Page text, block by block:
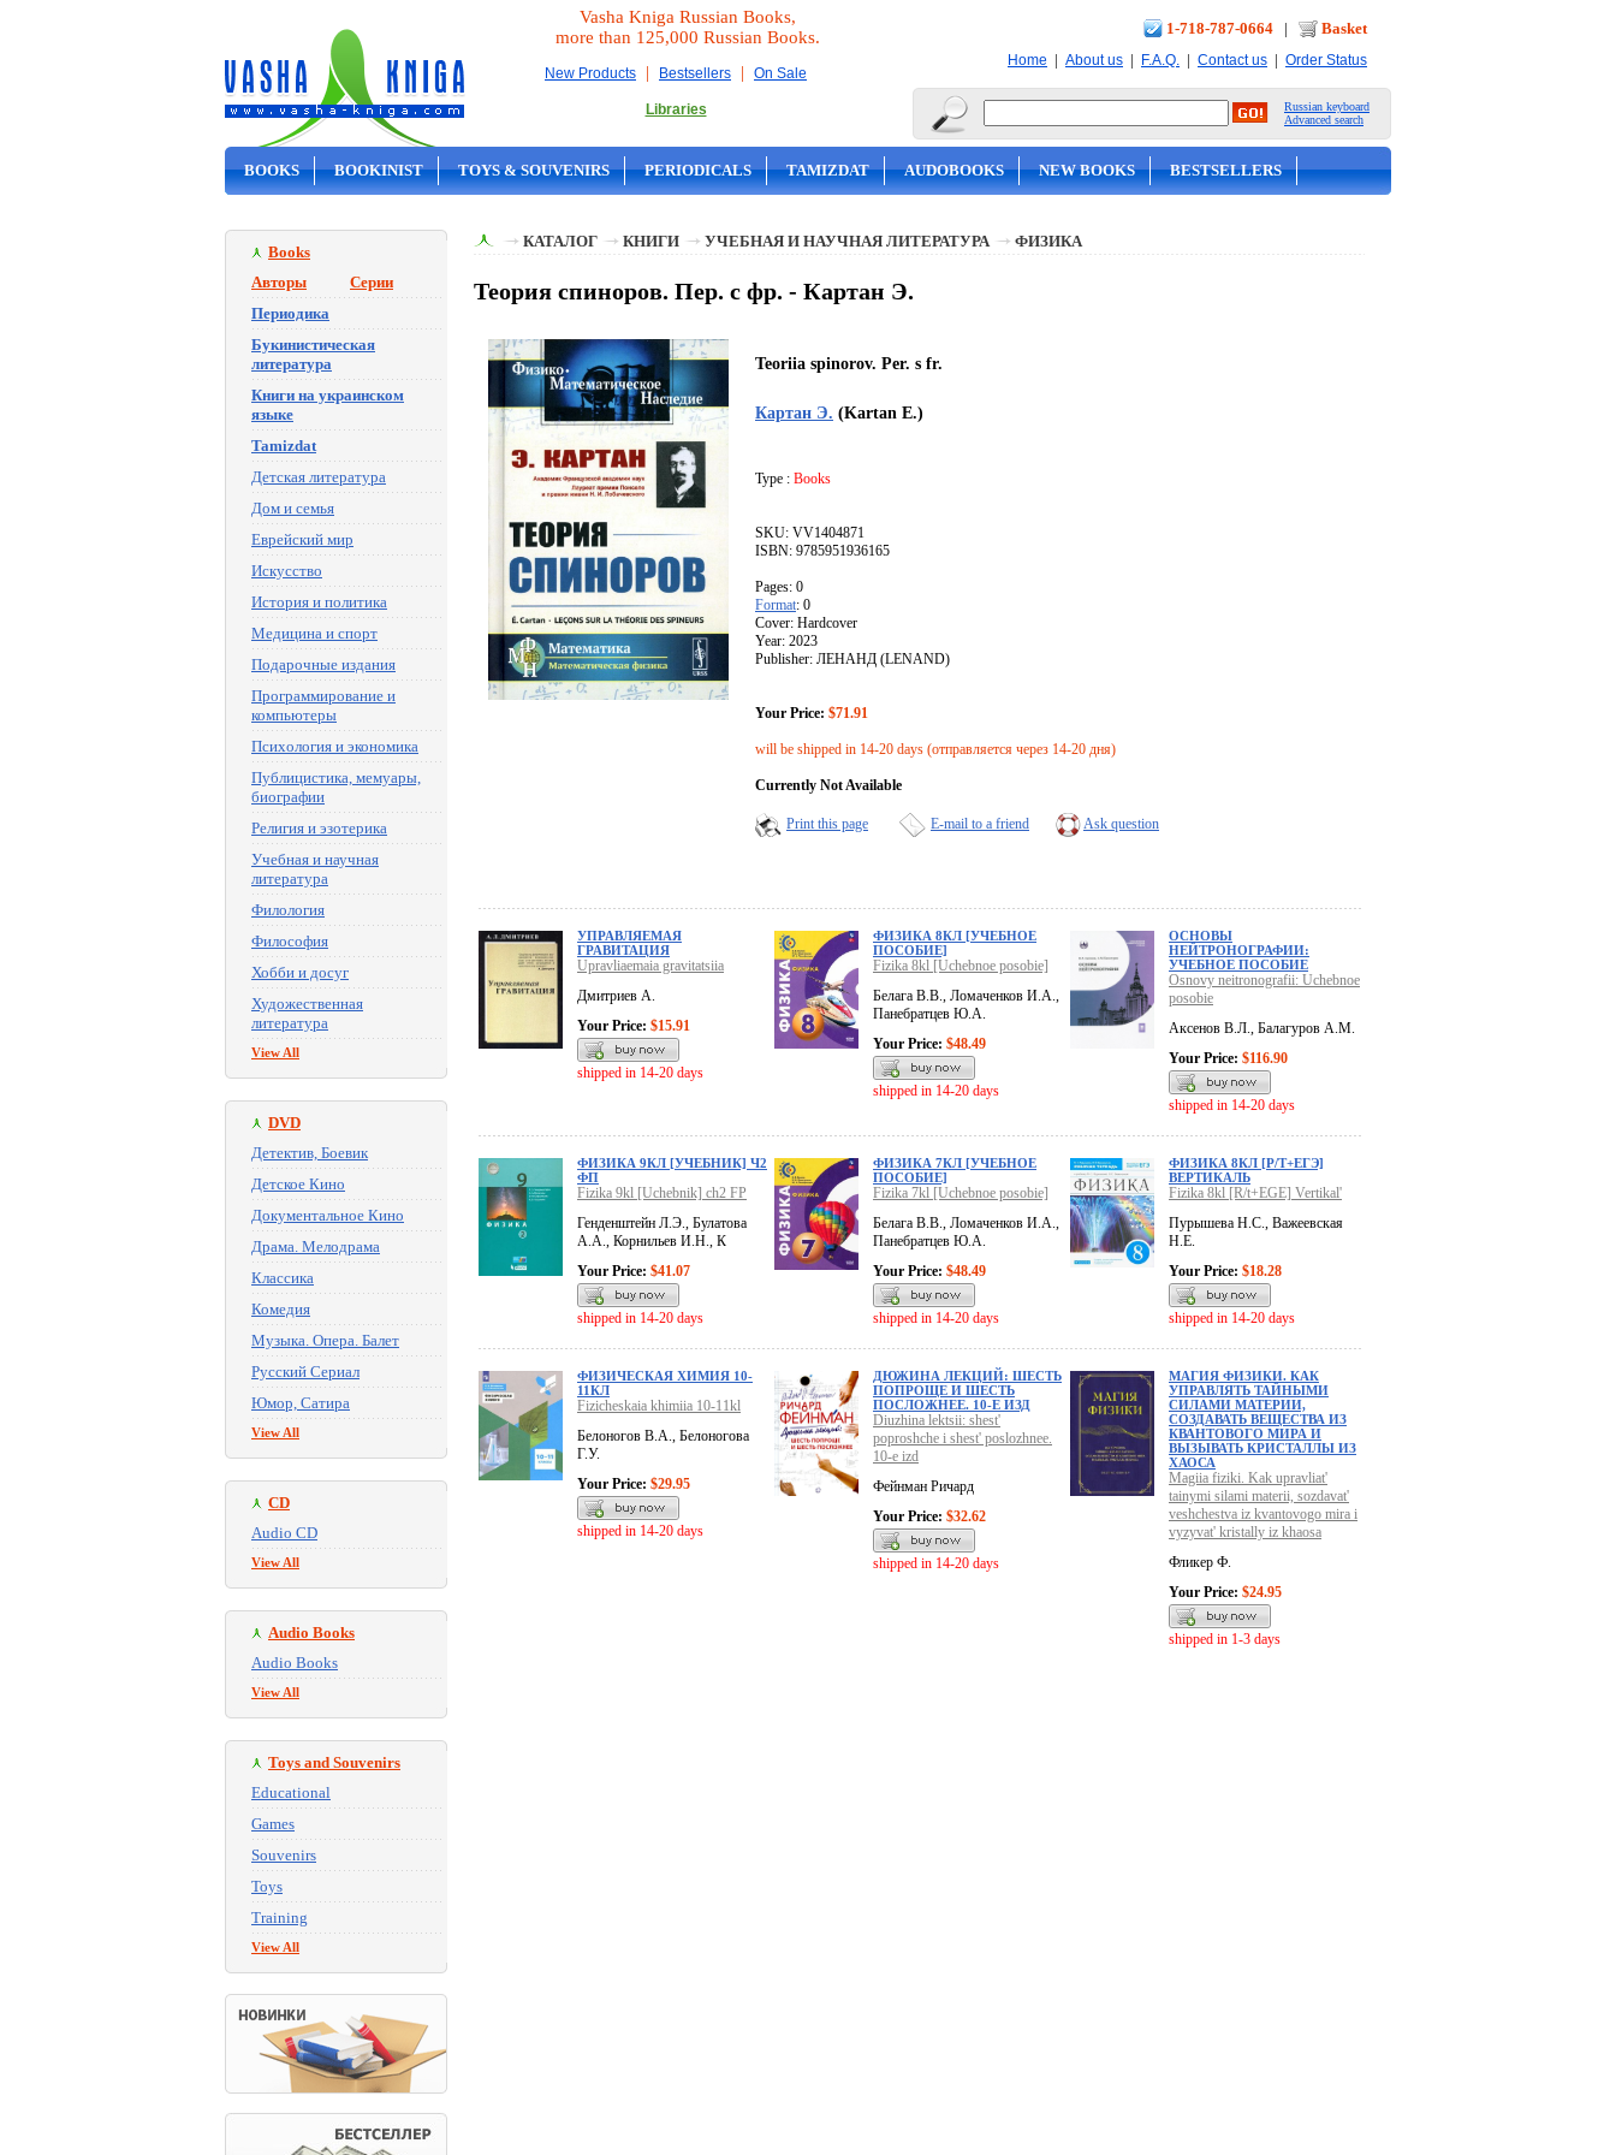
Vasha Kniga Russian Books,
more than 125,000 Russian Books.
New Products | Bestsellers | On Sale
Libraries
1-718-787-0664 | Basket
Home | About us | F.A.Q. | Contact us | Order Status
Russian keyboard
Advanced search
BOOKS BOOKINIST TOYS & SOUVENIRS PERIODICALS TAMIZDAT AUDOBOOKS NEW BOOKS BESTSELLERS
Books
Авторы
Серии
Периодика
Букинистическая
литература
Книги на украинском
языке
Tamizdat
Детская литература
Дом и семья
Еврейский мир
Искусство
История и политика
Медицина и спорт
Подарочные издания
Программирование и
компьютеры
Психология и экономика
Публицистика, мемуары,
биографии
Религия и эзотерика
Учебная и научная
литература
Филология
Философия
Хобби и досуг
Художественная
литература
View All
DVD
Детектив, Боевик
Детское Кино
Документальное Кино
Драма. Мелодрама
Классика
Комедия
Музыка. Опера. Балет
Русский Сериал
Юмор, Сатира
View All
CD
Audio CD
View All
Audio Books
Audio Books
View All
Toys and Souvenirs
Educational
Games
Souvenirs
Toys
Training
View All
КАТАЛОГ КНИГИ УЧЕБНАЯ И НАУЧНАЯ ЛИТЕРАТУРА ФИЗИКА
Теория спиноров. Пер. с фр. - Картан Э.
Teoriia spinorov. Per. s fr.
Картан Э. (Kartan E.)
Type : Books
SKU: VV1404871
ISBN: 9785951936165
Pages: 0
Format: 0
Cover: Hardcover
Year: 2023
Publisher: ЛЕНАНД (LENAND)
Your Price: $71.91
will be shipped in 14-20 days (отправляется через 14-20 дня)
Currently Not Available
Print this page E-mail to a friend Ask question
УПРАВЛЯЕМАЯ
ГРАВИТАЦИЯ
Upravliaemaia gravitatsiia
Дмитриев А.
Your Price: $15.91
shipped in 14-20 days
ФИЗИКА 8КЛ [УЧЕБНОЕ
ПОСОБИЕ]
Fizika 8kl [Uchebnoe posobie]
Белага В.В., Ломаченков И.А.,
Панебратцев Ю.А.
Your Price: $48.49
shipped in 14-20 days
ОСНОВЫ
НЕЙТРОНОГРАФИИ:
УЧЕБНОЕ ПОСОБИЕ
Osnovy neitronografii: Uchebnoe
posobie
Аксенов В.Л., Балагуров А.М.
Your Price: $116.90
shipped in 14-20 days
ФИЗИКА 9КЛ [УЧЕБНИК] Ч2
ФП
Fizika 9kl [Uchebnik] ch2 FP
Генденштейн Л.Э., Булатова
А.А., Корнильев И.Н., К
Your Price: $41.07
shipped in 14-20 days
ФИЗИКА 7КЛ [УЧЕБНОЕ
ПОСОБИЕ]
Fizika 7kl [Uchebnoe posobie]
Белага В.В., Ломаченков И.А.,
Панебратцев Ю.А.
Your Price: $48.49
shipped in 14-20 days
ФИЗИКА 8КЛ [Р/Т+ЕГЭ]
ВЕРТИКАЛЬ
Fizika 8kl [R/t+EGE] Vertikal'
Пурышева Н.С., Важеевская
Н.Е.
Your Price: $18.28
shipped in 14-20 days
ФИЗИЧЕСКАЯ ХИМИЯ 10-
11КЛ
Fizicheskaia khimiia 10-11kl
Белоногов В.А., Белоногова
Г.У.
Your Price: $29.95
shipped in 14-20 days
ДЮЖИНА ЛЕКЦИЙ: ШЕСТЬ
ПОПРОЩЕ И ШЕСТЬ
ПОСЛОЖНЕЕ. 10-Е ИЗД
Diuzhina lektsii: shest'
poproshche i shest' poslozhnee.
10-e izd
Фейнман Ричард
Your Price: $32.62
shipped in 14-20 days
МАГИЯ ФИЗИКИ. КАК
УПРАВЛЯТЬ ТАЙНЫМИ
СИЛАМИ МАТЕРИИ,
СОЗДАВАТЬ ВЕЩЕСТВА ИЗ
КВАНТОВОГО МИРА И
ВЫЗЫВАТЬ КРИСТАЛЛЫ ИЗ
ХАОСА
Magiia fiziki. Kak upravliat'
tainymi silami materii, sozdavat'
veshchestva iz kvantovogo mira i
vyzyvat' kristally iz khaosa
Фликер Ф.
Your Price: $24.95
shipped in 1-3 days